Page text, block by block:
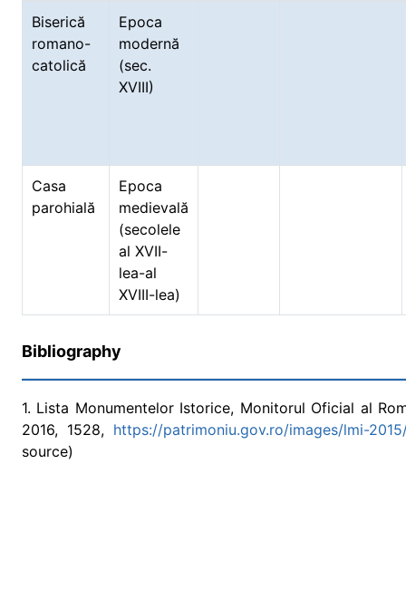
Biserică
romano-
catolică
Epoca
modernă
(sec.
XVIII)
Casa
parohială
Epoca
medievală
(secolele
al XVII-
lea-al
XVIII-lea)
Bibliography
1. Lista Monumentelor Istorice, Monitorul Oficial al
2016, 1528, https://patrimoniu.gov.ro/images/lmi-
source)